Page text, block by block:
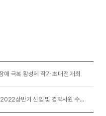
애 극복 황성제 작가 초대전 개최
화승코퍼레이션 계열, 2022상반기 신입 및 경력사원 수시 채용